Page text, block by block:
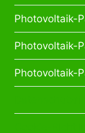
Photovoltaik-
Photovoltaik-
Photovoltaik-